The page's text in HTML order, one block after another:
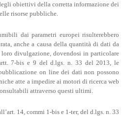
obiettivi della corretta informazione dei
risorse pubbliche.
dai parametri europei risulterebbero
anche a causa della quantità di dati da
divulgazione, dovendosi in particolare
7-bis e 9 del d.lgs. n. 33 del 2013, le
on line dei dati non possono
atte a impedire ai motori di ricerca web
attraverso questi ultimi.
14, commi 1-bis e 1-ter, del d.lgs. n. 33